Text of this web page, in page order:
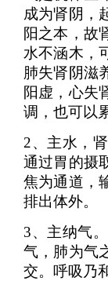
成为肾阴，
阳之本，故
水不涵木，
肺失肾阴滋
阳虚，心失
调，也可以
2、 主水，
通过胃的摄
焦为通道，
排出体外。
3、 主纳气
气，肺为气
交。呼吸乃